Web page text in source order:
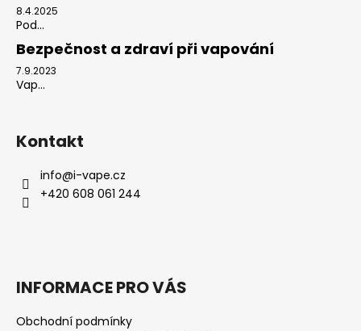
8.4.2025
Pod...
Bezpečnost a zdraví při vapování
7.9.2023
Vap...
Kontakt
info@i-vape.cz
+420 608 061 244
INFORMACE PRO VÁS
Obchodní podmínky